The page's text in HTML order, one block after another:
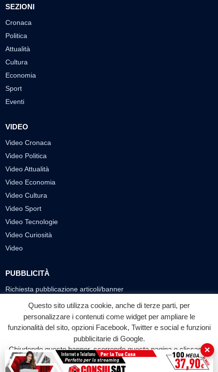
SEZIONI
Cronaca
Politica
Attualità
Cultura
Economia
Sport
Eventi
VIDEO
Video Cronaca
Video Politica
Video Attualità
Video Economia
Video Cultura
Video Sport
Video Tecnologie
Video Curiosità
Video
PUBBLICITÀ
Richiesta pubblicazione articoli/banner
SEGUICI SUI SOCIAL
f
Facebook
◎ ▶
YouTube
Questo sito utilizza cookie, anche di terze parti, per
personalizzare i contenuti come widget per ampliare le
funzionalità del sito, opzioni Facebook, Twitter e social e funzioni
pubblicitarie di Google.
Chiudendo questo banner, scorrendo questa pagina o cliccando
su qualunque suo elemento acconsenti all'uso dei cookie.
×